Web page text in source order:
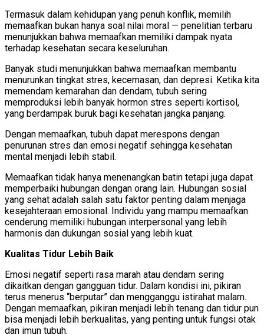
Termasuk dalam kehidupan yang penuh konflik, memilih
memaafkan bukan hanya soal nilai moral — penelitian terbaru
menunjukkan bahwa memaafkan memiliki dampak nyata
terhadap kesehatan secara keseluruhan.
Banyak studi menunjukkan bahwa memaafkan membantu
menurunkan tingkat stres, kecemasan, dan depresi. Ketika kita
memendam kemarahan dan dendam, tubuh sering
memproduksi lebih banyak hormon stres seperti kortisol,
yang berdampak buruk bagi kesehatan jangka panjang.
Dengan memaafkan, tubuh dapat merespons dengan
penurunan stres dan emosi negatif sehingga kesehatan
mental menjadi lebih stabil.
Memaafkan tidak hanya menenangkan batin tetapi juga dapat
memperbaiki hubungan dengan orang lain. Hubungan sosial
yang sehat adalah salah satu faktor penting dalam menjaga
kesejahteraan emosional. Individu yang mampu memaafkan
cenderung memiliki hubungan interpersonal yang lebih
harmonis dan dukungan sosial yang lebih kuat.
Kualitas Tidur Lebih Baik
Emosi negatif seperti rasa marah atau dendam sering
dikaitkan dengan gangguan tidur. Dalam kondisi ini, pikiran
terus menerus “berputar” dan mengganggu istirahat malam.
Dengan memaafkan, pikiran menjadi lebih tenang dan tidur pun
bisa menjadi lebih berkualitas, yang penting untuk fungsi otak
dan imun tubuh.